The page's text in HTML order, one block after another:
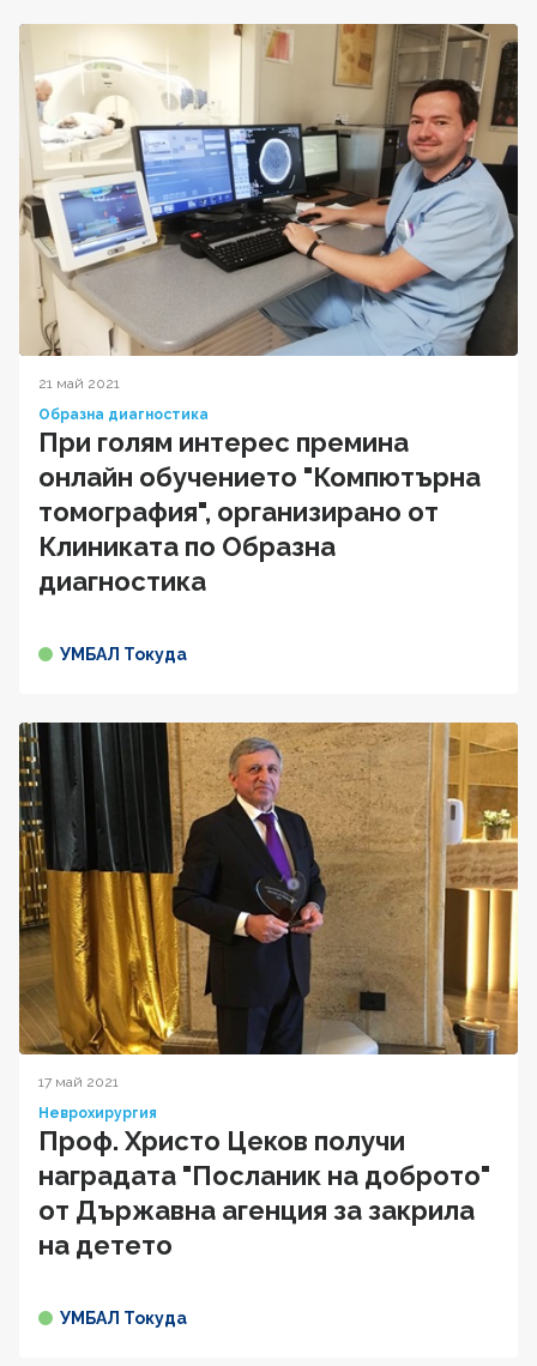
21 май 2021
Образна диагностика
При голям интерес премина
онлайн обучението "Компютърна
томография", организирано от
Клиниката по Образна
диагностика
УМБАЛ Токуда
17 май 2021
Неврохирургия
Проф. Христо Цеков получи
наградата "Посланик на доброто"
от Държавна агенция за закрила
на детето
УМБАЛ Токуда